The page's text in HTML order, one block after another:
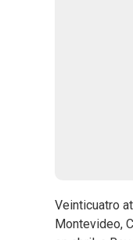
Veinticuatro
Montevideo,